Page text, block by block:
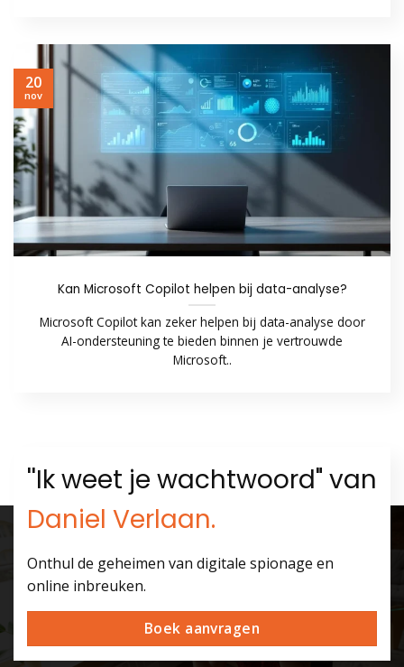
Kan Microsoft Copilot helpen bij data-analyse?
Microsoft Copilot kan zeker helpen bij data-analyse door
AI-ondersteuning te bieden binnen je vertrouwde
Microsoft..
20
nov
''Ik weet je wachtwoord" van
Daniel Verlaan.
Onthul de geheimen van digitale spionage en
online inbreuken.
Boek aanvragen